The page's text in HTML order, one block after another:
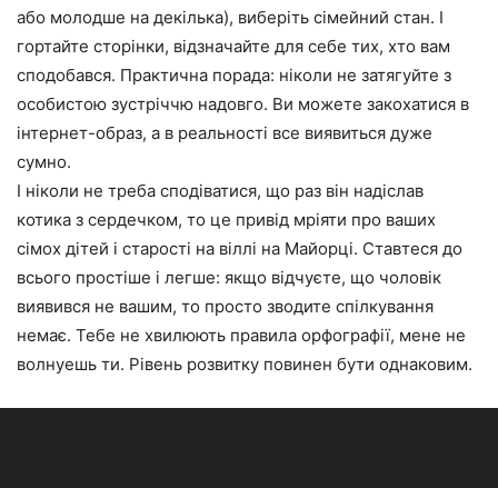
або молодше на декілька), виберіть сімейний стан. І
гортайте сторінки, відзначайте для себе тих, хто вам
сподобався. Практична порада: ніколи не затягуйте з
особистою зустріччю надовго. Ви можете закохатися в
інтернет-образ, а в реальності все виявиться дуже
сумно.
І ніколи не треба сподіватися, що раз він надіслав
котика з сердечком, то це привід мріяти про ваших
сімох дітей і старості на віллі на Майорці. Ставтеся до
всього простіше і легше: якщо відчуєте, що чоловік
виявився не вашим, то просто зводите спілкування
немає. Тебе не хвилюють правила орфографії, мене не
волнуешь ти. Рівень розвитку повинен бути однаковим.